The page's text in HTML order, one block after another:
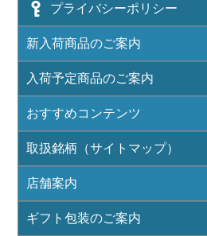
プライバシーポリシー
新入荷商品のご案内
入荷予定商品のご案内
おすすめコンテンツ
取扱銘柄（サイトマップ）
店舗案内
ギフト包装のご案内